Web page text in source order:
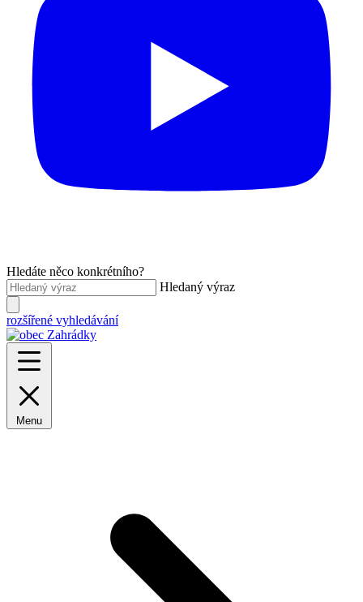
Hledáte něco konkrétního?
Hledaný výraz
rozšířené vyhledávání
Menu